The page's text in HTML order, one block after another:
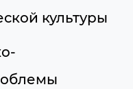
культуры